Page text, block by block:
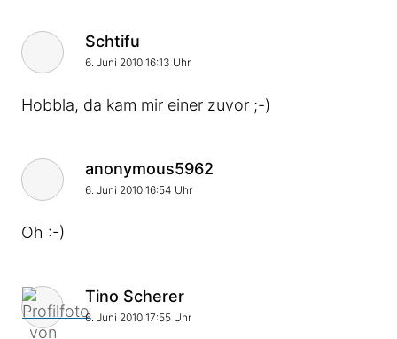
Kommentar von
Schtifu
6. Juni 2010 16:13 Uhr
Hobbla, da kam mir einer zuvor ;-)
Kommentar von
anonymous5962
6. Juni 2010 16:54 Uhr
Oh :-)
Kommentar von
Tino Scherer
6. Juni 2010 17:55 Uhr